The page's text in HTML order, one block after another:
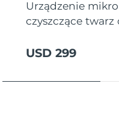
Urządzenie
czyszczące twarz
USD 299